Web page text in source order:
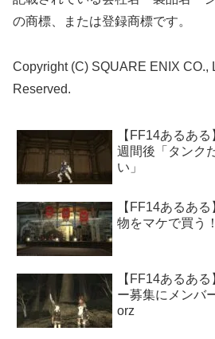
の商標、または登録商標です。
Copyright (C) SQUARE ENIX CO.,
Reserved.
【FF14あるあ
週間後「タンク
い」
【FF14あるあ
物をマケで買う！
【FF14あるあ
ー募集にメンバ
orz